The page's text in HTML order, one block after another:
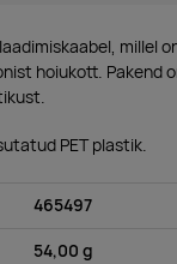
millel
hoiukott.
PET plastik.
465497
54,00 g